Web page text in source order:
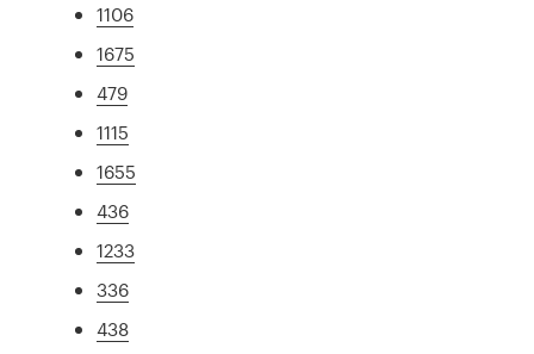
1106
1675
479
1115
1655
436
1233
336
438